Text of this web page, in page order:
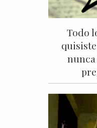
Todo